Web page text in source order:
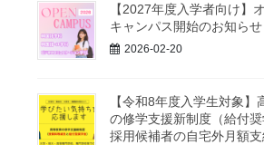
【2027年度入学者向け】
キャンパス開始のお知らせ
2026-02-20
【令和8年度入学生対象】
の修学支援新制度（給付奨
採用候補者の自宅外月額